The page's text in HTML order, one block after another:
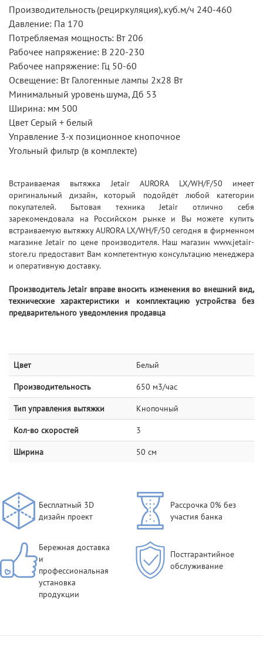
Производительность (рециркуляция),куб.м/ч 240-460
Давление: Па 170
Потребляемая мощность: Вт 206
Рабочее напряжение: В 220-230
Рабочее напряжение: Гц 50-60
Освещение: Вт Галогенные лампы 2х28 Вт
Минимальный уровень шума, Дб 53
Ширина: мм 500
Цвет Серый + белый
Управление 3-х позиционное кнопочное
Угольный фильтр (в комплекте)
Встраиваемая вытяжка Jetair AURORA LX/WH/F/50 имеет
оригинальный дизайн, который подойдёт любой категории
покупателей. Бытовая техника Jetair отлично себя
зарекомендовала на Российском рынке и Вы можете купить
встраиваемую вытяжку AURORA LX/WH/F/50 сегодня в фирменном
магазине Jetair по цене производителя. Наш магазин www.jetair-
store.ru предоставит Вам компетентную консультацию менеджера
и оперативную доставку.
Производитель Jetair вправе вносить изменения во внешний вид,
технические характеристики и комплектацию устройства без
предварительного уведомления продавца
Цвет Белый
Производительность 650 м3/час
Тип управления вытяжки Кнопочный
Кол-во скоростей 3
Ширина 50 см
Бесплатный 3D
дизайн проект
Рассрочка 0% без
участия банка
Бережная доставка
и
профессиональная
установка
продукции
Постгарантийное
обслуживание